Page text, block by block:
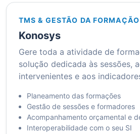
TMS & GESTÃO DA FORMAÇÃO
Konosys
Gere toda a atividade de
solução dedicada às sessões,
intervenientes e aos
Planeamento das formações
Gestão de sessões e formadores
Acompanhamento orçamental e
Interoperabilidade com o seu SI